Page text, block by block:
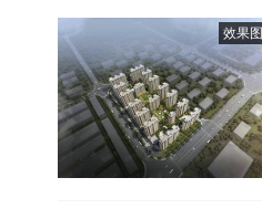
效果图